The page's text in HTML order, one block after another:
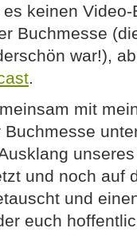
keinen Video-
Buchmesse
war!),
.
mit
und noch auf
und
euch